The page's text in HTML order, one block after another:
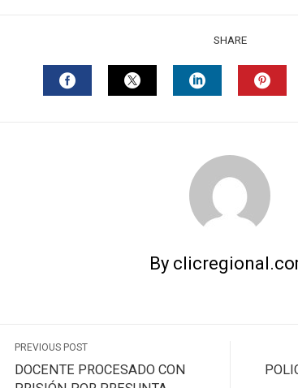
SHARE
By
PREVIOUS POST
DOCENTE PROCESADO CON